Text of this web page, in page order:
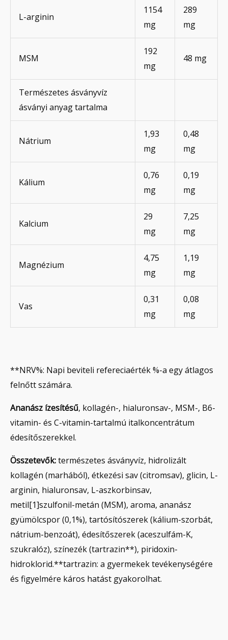
L-arginin
1154
mg
289
mg
MSM
192
mg
48 mg
Természetes ásványvíz
ásványi anyag tartalma
Nátrium
1,93
mg
0,48
mg
Kálium
0,76
mg
0,19
mg
Kalcium
29
mg
7,25
mg
Magnézium
4,75
mg
1,19
mg
Vas
0,31
mg
0,08
mg
**NRV%: Napi beviteli refereciaérték %-a egy átlagos
felnőtt számára.
Ananász ízesítésű, kollagén-, hialuronsav-, MSM-, B6-
vitamin- és C-vitamin-tartalmú italkoncentrátum
édesítőszerekkel.
Összetevők:természetes ásványvíz, hidrolizált
kollagén (marhából), étkezési sav (citromsav), glicin, L-
arginin, hialuronsav, L-aszkorbinsav,
metil[1]szulfonil-metán (MSM), aroma, ananász
gyümölcspor (0,1%), tartósítószerek (kálium-szorbát,
nátrium-benzoát), édesítőszerek (aceszulfám-K,
szukralóz), színezék (tartrazin**), piridoxin-
hidroklorid.**tartrazin: a gyermekek tevékenységére
és figyelmére káros hatást gyakorolhat.